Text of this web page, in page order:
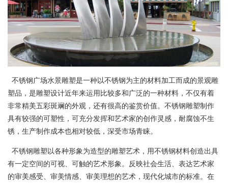
不锈钢广场水景雕塑是一种以不锈钢为主的材料加工而成的景观雕
塑品，是雕塑设计近年来运用比较多和广泛的一种材料，不仅有着
非常精美五彩斑斓的外观，还有很高的鉴赏价值。不锈钢雕塑制作
具有较强的可塑性，可充分发挥和艺术家的创作灵感，耐腐蚀不生
锈，生产制作成本也相对较低，深受市场青睐。
不锈钢雕塑以各种形象为造型的雕塑艺术，用不锈钢材料创造出具
有一定空间的可视、可触的艺术形象。反映社会生活、表达艺术家
的审美感受、审美情感、审美理想的艺术，现代化城市的标准。在